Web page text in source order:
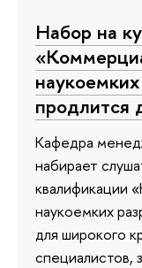
Набор на
продлится
Кафедра
набирает
квалификации
наукоемких
для широкого
специалистов,